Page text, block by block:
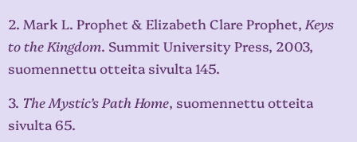
2. Mark L. Prophet & Elizabeth Clare Prophet, Keys
to the Kingdom. Summit University Press, 2003,
suomennettu otteita sivulta 145.
3. The Mystic’s Path Home, suomennettu otteita
sivulta 65.